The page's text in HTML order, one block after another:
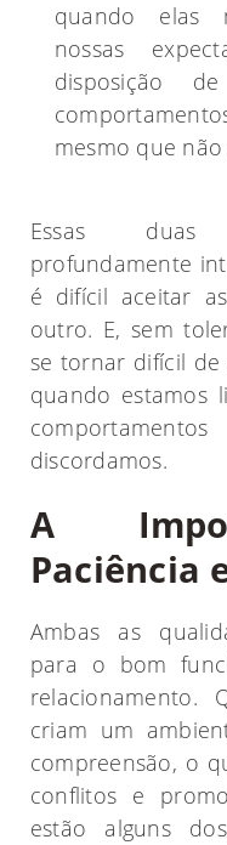
quando elas
nossas
disposição
mesmo que
Essas duas
profundamente
é difícil aceitar
outro. E, sem
se tornar difícil de
quando estamos
discordamos.
A
Paciência
Ambas as
para o bom
relacionamento.
criam um
compreensão, o
conflitos e
estão alguns